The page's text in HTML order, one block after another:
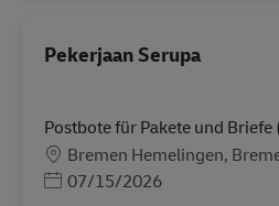
Pekerjaan Serupa
Postbote für Pakete und
LokasiBremen Hemelingen,
Posted Date
07/15/2026